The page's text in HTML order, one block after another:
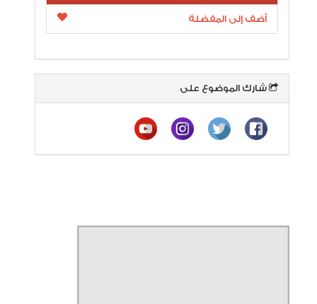
أضف إلى المفضلة
شارك الموضوع على